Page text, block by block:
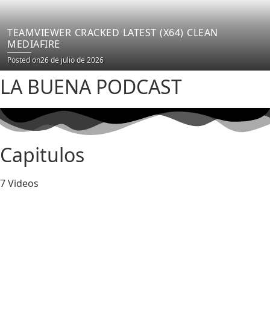
TEAMVIEWER CRACKED LATEST (X64) CLEAN
MEDIAFIRE
Posted on26 de julio de 2026
LA BUENA PODCAST
Capitulos
7 Videos